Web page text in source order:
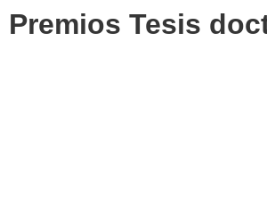
Premios Tesis